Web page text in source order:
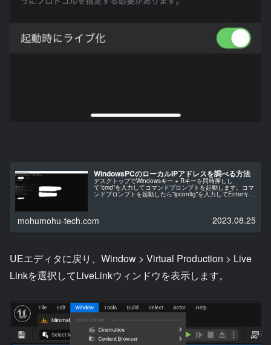
WindowsPCのローカルIPアドレスを調べる方法
デスクトップでWindowsキー + Rキーを同時押しし
て”cmd”を入力してコマンドプロンプトを起動します。コマ
ンドプロンプトを起動したら”ipconfig”を入力してEnterキー
mohumohu-tech.com 2023.08.25
UEエディタに戻り、Window > Virtual Production > Live
Linkを選択してLiveLinkウィンドウを表示します。